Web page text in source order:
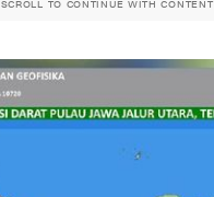
SCROLL TO CONTINUE WITH CONTENT